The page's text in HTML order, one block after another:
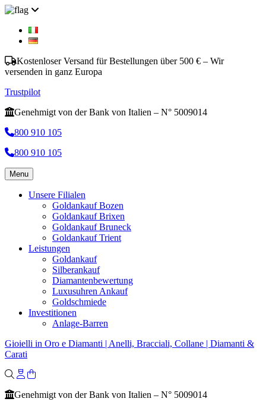
Kostenloser Versand für Bestellungen über 500 € – Wir
versenden in ganz Europa
Trustpilot
Genehmigt von der Bank von Italien – N° 5009014
800 910 105
800 910 105
Menu
Unsere Filialen
Goldankauf Bozen
Goldankauf Brixen
Goldankauf Bruneck
Goldankauf Trient
Leistungen
Goldankauf
Silberankauf
Diamantenbewertung
Luxusuhren Ankauf
Goldschmiede
Investitionen
Anlage-Barren
Gioielli in Oro e Diamanti | Anelli, Bracciali, Collane | Diamanti &
Carati
Genehmigt von der Bank von Italien – N° 5009014